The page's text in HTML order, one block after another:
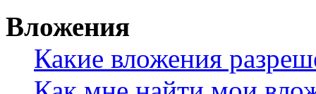
Вложения
Какие вложения